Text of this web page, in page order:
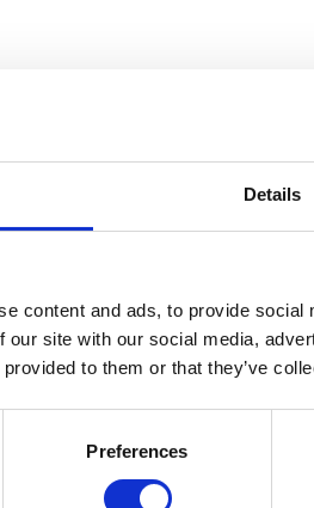
Details
content and ads, to provide
our site with our social media,
to them or that they’ve
Preferences